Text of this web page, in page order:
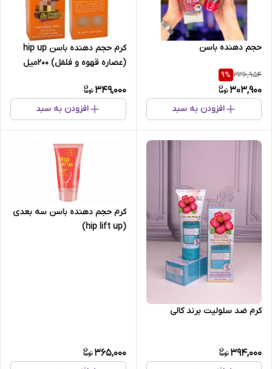
حجم دهنده باسن
336,954
9%
303,900
افزودن به سبد
کرم حجم دهنده باسن hip up
(عصاره قهوه و فلفل) 200میل
349,000
افزودن به سبد
کرم ضد سلولیت برند کالی
394,000
کرم حجم دهنده باسن سه بعدی
(hip lift up)
365,000